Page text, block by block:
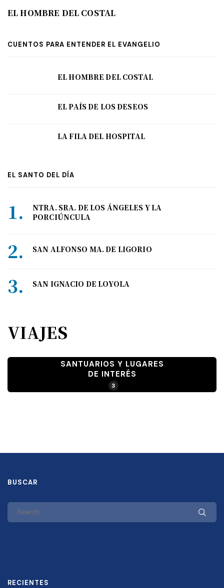
EL HOMBRE DEL COSTAL
CUENTOS PARA ENTENDER EL EVANGELIO
EL HOMBRE DEL COSTAL
EL PAÍS DE LOS DESEOS
LA FILA DEL HOSPITAL
EL SANTO DEL DÍA
NTRA. SRA. DE LOS ÁNGELES Y LA
PORCIÚNCULA
SAN ALFONSO MA. DE LIGORIO
SAN IGNACIO DE LOYOLA
VIAJES
SANTUARIOS Y LUGARES
DE INTERÉS
3
BUSCAR
RECIENTES